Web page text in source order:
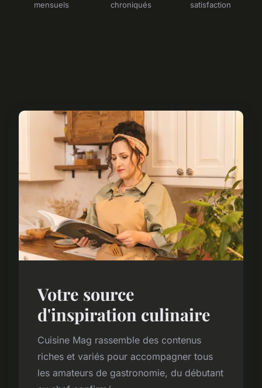
mensuels chroniqués satisfaction
Votre source
d'inspiration culinaire
Cuisine Mag rassemble des contenus
riches et variés pour accompagner tous
les amateurs de gastronomie, du débutant